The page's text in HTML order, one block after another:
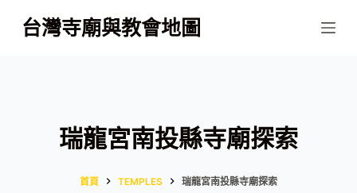
跳
至
台灣寺廟與教會地圖
瑞龍宮南投縣寺廟探索
首頁 TEMPLES 瑞龍宮南投縣寺廟探索